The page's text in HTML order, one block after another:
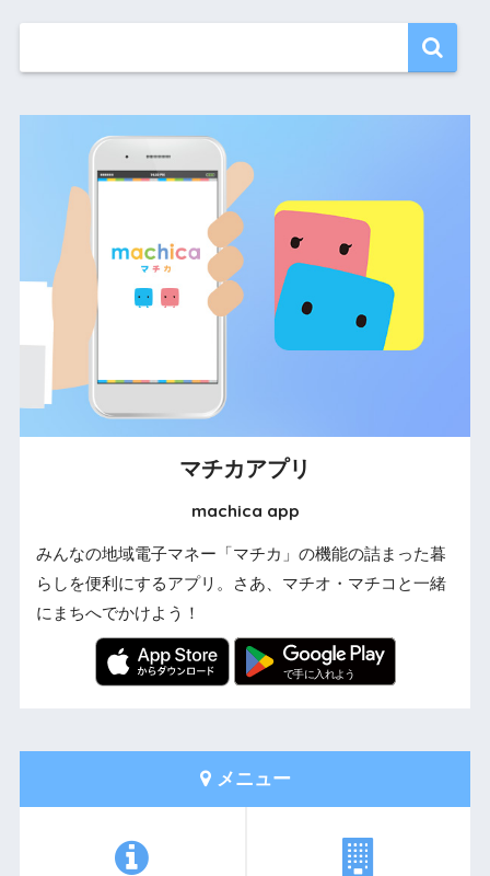
マチカアプリ
machica app
みんなの地域電子マネー「マチカ」の機能の詰まった暮
らしを便利にするアプリ。さあ、マチオ・マチコと一緒
にまちへでかけよう！
メニュー